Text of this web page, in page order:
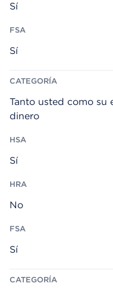
Sí
Sí
Tanto usted como su
dinero
Sí
No
Sí